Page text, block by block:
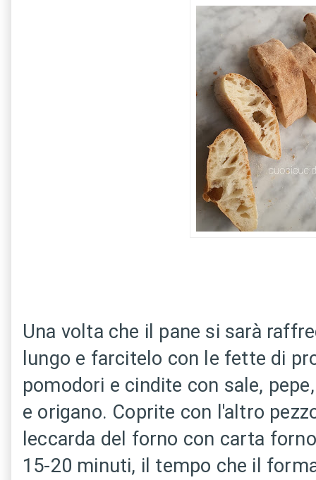
Una volta che il pane si sarà
lungo e farcitelo con le fette di
pomodori e cindite con sale,
e origano. Coprite con l'altro
leccarda del forno con carta
15-20 minuti, il tempo che il